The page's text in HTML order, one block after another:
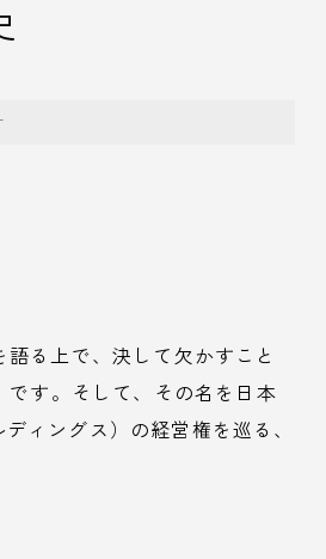
る上で、決して欠かすこと
です。そして、その名を日本
ィングス）の経営権を巡る、